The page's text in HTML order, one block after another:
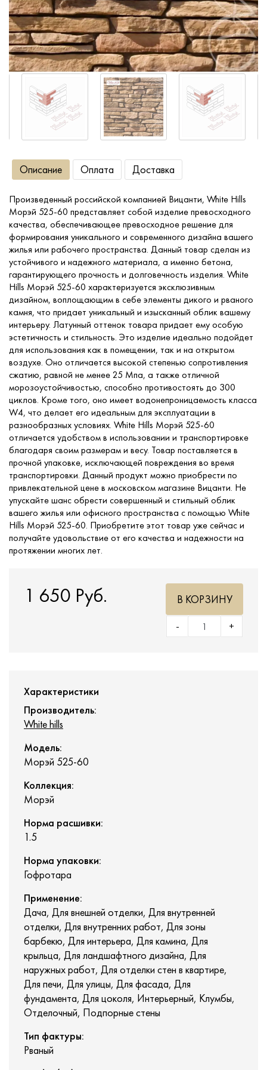
Сопутствующие товары
О компании
Услуги
Оплата
Портфолио
Доставка
Контакты
Описание Оплата Доставка
Произведенный российской компанией Вицанти, White Hills
Морэй 525-60 представляет собой изделие превосходного
качества, обеспечивающее превосходное решение для
формирования уникального и современного дизайна вашего
жилья или рабочего пространства. Данный товар сделан из
устойчивого и надежного материала, а именно бетона,
гарантирующего прочность и долговечность изделия. White
Hills Морэй 525-60 характеризуется эксклюзивным
дизайном, воплощающим в себе элементы дикого и рваного
камня, что придает уникальный и изысканный облик вашему
интерьеру. Латунный оттенок товара придает ему особую
эстетичность и стильность. Это изделие идеально подойдет
для использования как в помещении, так и на открытом
воздухе. Оно отличается высокой степенью сопротивления
сжатию, равной не менее 25 Мпа, а также отличной
морозоустойчивостью, способно противостоять до 300
циклов. Кроме того, оно имеет водонепроницаемость класса
W4, что делает его идеальным для эксплуатации в
разнообразных условиях. White Hills Морэй 525-60
отличается удобством в использовании и транспортировке
благодаря своим размерам и весу. Товар поставляется в
прочной упаковке, исключающей повреждения во время
транспортировки. Данный продукт можно приобрести по
привлекательной цене в московском магазине Вицанти. Не
упускайте шанс обрести совершенный и стильный облик
вашего жилья или офисного пространства с помощью White
Hills Морэй 525-60. Приобретите этот товар уже сейчас и
получайте удовольствие от его качества и надежности на
протяжении многих лет.
1 650 Руб.
+
-
В КОРЗИНУ
Характеристики
Производитель:
White hills
Модель:
Морэй 525-60
Коллекция:
Морэй
Норма расшивки:
1.5
Норма упаковки:
Гофротара
Применение:
Дача, Для внешней отделки, Для внутренней
отделки, Для внутренних работ, Для зоны
барбекю, Для интерьера, Для камина, Для
крыльца, Для ландшафтного дизайна, Для
наружных работ, Для отделки стен в квартире,
Для печи, Для улицы, Для фасада, Для
фундамента, Для цоколя, Интерьерный, Клумбы,
Отделочный, Подпорные стены
Тип фактуры:
Рваный